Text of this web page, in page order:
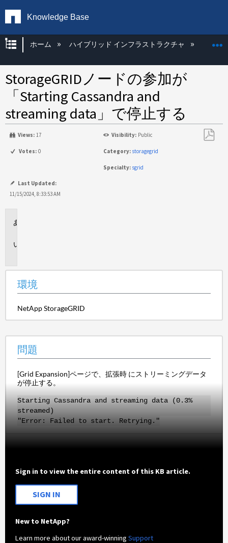
Knowledge Base
グローバル階層を展開/折りたたむ
ホーム ハイブリッド インフラストラクチャ
StorageGRIDノードの参加が
「Starting Cassandra and
streaming data」で停止する
Views: 17 Visibility: Public
Votes: 0 Category: storagegrid
Specialty: sgrid
Last Updated:
11/15/2024, 8:33:53 AM
環境
NetApp StorageGRID
問題
[Grid Expansion]ページで、拡張時 にストリーミングデータ
が停止する。
Starting Cassandra and streaming data (0.3%
streamed)
"Error: Failed to start. Retrying."
Sign in to view the entire content of this KB article.
SIGN IN
New to NetApp?
Learn more about our award-winningSupport